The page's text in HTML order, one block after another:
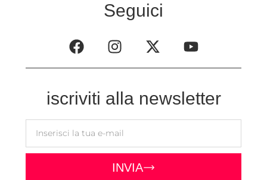
Seguici
iscriviti alla newsletter
INVIA